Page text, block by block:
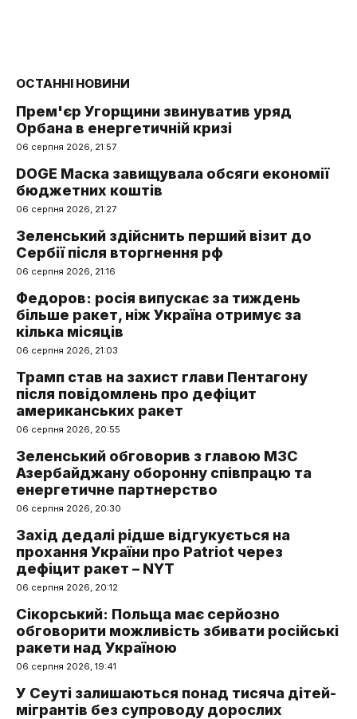
ОСТАННІ НОВИНИ
Прем'єр Угорщини звинуватив уряд
Орбана в енергетичній кризі
06 серпня 2026, 21:57
DOGE Маска завищувала обсяги економії
бюджетних коштів
06 серпня 2026, 21:27
Зеленський здійснить перший візит до
Сербії після вторгнення рф
06 серпня 2026, 21:16
Федоров: росія випускає за тиждень
більше ракет, ніж Україна отримує за
кілька місяців
06 серпня 2026, 21:03
Трамп став на захист глави Пентагону
після повідомлень про дефіцит
американських ракет
06 серпня 2026, 20:55
Зеленський обговорив з главою МЗС
Азербайджану оборонну співпрацю та
енергетичне партнерство
06 серпня 2026, 20:30
Захід дедалі рідше відгукується на
прохання України про Patriot через
дефіцит ракет – NYT
06 серпня 2026, 20:12
Сікорський: Польща має серйозно
обговорити можливість збивати російські
ракети над Україною
06 серпня 2026, 19:41
У Сеуті залишаються понад тисяча дітей-
мігрантів без супроводу дорослих